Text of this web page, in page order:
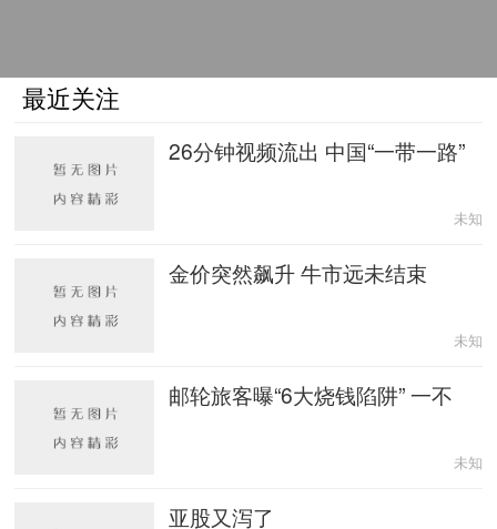
最近关注
26分钟视频流出 中国“一带一路”
未知
金价突然飙升 牛市远未结束
未知
邮轮旅客曝“6大烧钱陷阱” 一不
未知
亚股又泻了